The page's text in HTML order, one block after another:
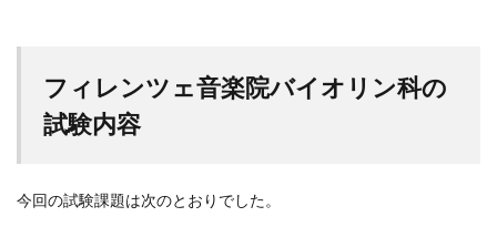
フィレンツェ音楽院バイオリン科の
試験内容
今回の試験課題は次のとおりでした。